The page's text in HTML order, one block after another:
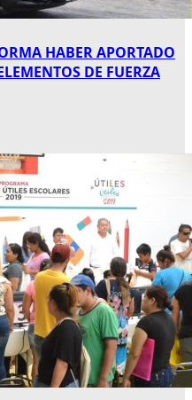
HABER APORTADO
DE FUERZA